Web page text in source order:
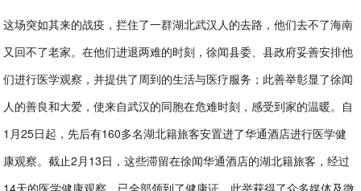
这场突如其来的战疫，拦住了一群湖北武汉人的去路，他们去不了海南
又回不了老家。在他们进退两难的时刻，徐闻县委、县政府妥善安排他
们进行医学观察，并提供了周到的生活与医疗服务；此善举彰显了徐闻
人的善良和大爱，使来自武汉的同胞在危难时刻，感受到家的温暖。自
1月25日起，先后有160多名湖北籍旅客安置进了华通酒店进行医学健
康观察。截止2月13日，这些滞留在徐闻华通酒店的湖北籍旅客，经过
14天的医学健康观察，已全部领到了健康证。此举获得了众多媒体及微